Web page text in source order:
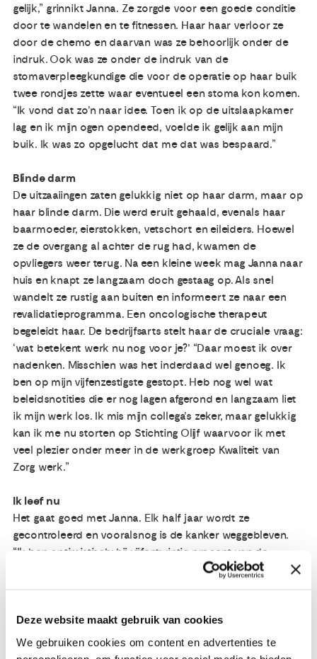
Deze website maakt gebruik van cookies
We gebruiken cookies om content en advertenties te
gelijk,” grinnikt Janna. Ze zorgde voor een goede conditie
door te wandelen en te fitnessen. Haar haar verloor ze
door de chemo en daarvan was ze behoorlijk onder de
indruk. Ook was ze onder de indruk van de
stomaverpleegkundige die voor de operatie op haar buik
twee rondjes zette waar eventueel een stoma kon komen.
“Ik vond dat zo’n naar idee. Toen ik op de uitslaapkamer
lag en ik mijn ogen opendeed, voelde ik gelijk aan mijn
buik. Ik was zo opgelucht dat me dat was bespaard.”
Blinde darm
De uitzaaiingen zaten gelukkig niet op haar darm, maar op
haar blinde darm. Die werd eruit gehaald, evenals haar
baarmoeder, eierstokken, vetschort en eileiders. Hoewel
ze de overgang al achter de rug had, kwamen de
opvliegers weer terug. Na een kleine week mag Janna naar
huis en knapt ze langzaam doch gestaag op. Als snel
wandelt ze rustig aan buiten en informeert ze naar een
revalidatieprogramma. Een oncologische therapeut
begeleidt haar. De bedrijfsarts stelt haar de cruciale vraag:
‘wat betekent werk nu nog voor je?’ “Daar moest ik over
nadenken. Misschien was het inderdaad wel genoeg. Ik
ben op mijn vijfenzestigste gestopt. Heb nog wel wat
beleidsnotities die er nog lagen afgerond en langzaam liet
ik mijn werk los. Ik mis mijn collega’s zeker, maar gelukkig
kan ik me nu storten op Stichting Olijf waarvoor ik met
veel plezier onder meer in de werkgroep Kwaliteit van
Zorg werk.”
Ik leef nu
Het gaat goed met Janna. Elk half jaar wordt ze
gecontroleerd en vooralsnog is de kanker weggebleven.
“Ik ben optimistisch: bij vijfentwintig procent van de
vrouwen komt de kanker niet meer terug. Natuurlijk maak
voeten. De zenuwen hebben een klap gehad, mogelijk
door de chemokuren.” De toekomst ziet ze positief
tegemoet, hoewel ze niet te veel vooruit kijkt. “Ik leef nu,